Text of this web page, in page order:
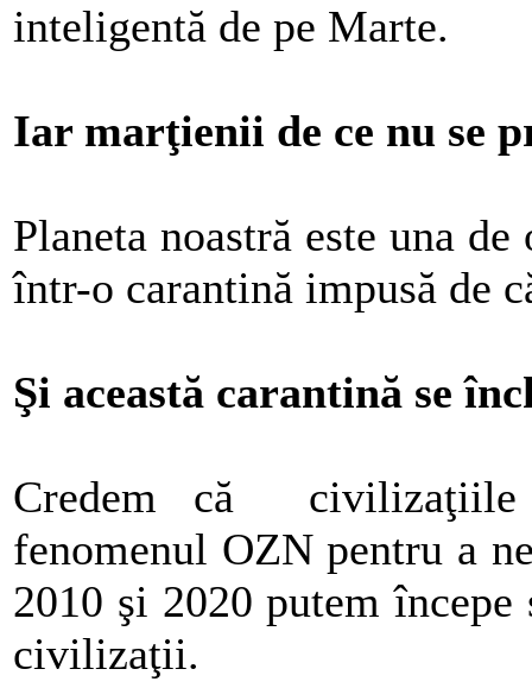
inteligentă de pe Marte.
Iar marţienii de ce nu se
Planeta noastră este una
într-o carantină impusă de
Şi această carantină se
Credem că civilizaţiile
fenomenul OZN pentru a
2010 şi 2020 putem începe
civilizaţii.